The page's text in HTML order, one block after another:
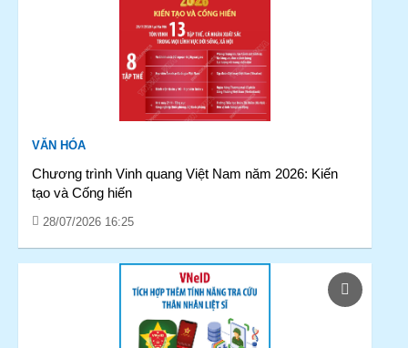
VĂN HÓA
Chương trình Vinh quang Việt Nam năm 2026: Kiến
tạo và Cống hiến
28/07/2026 16:25